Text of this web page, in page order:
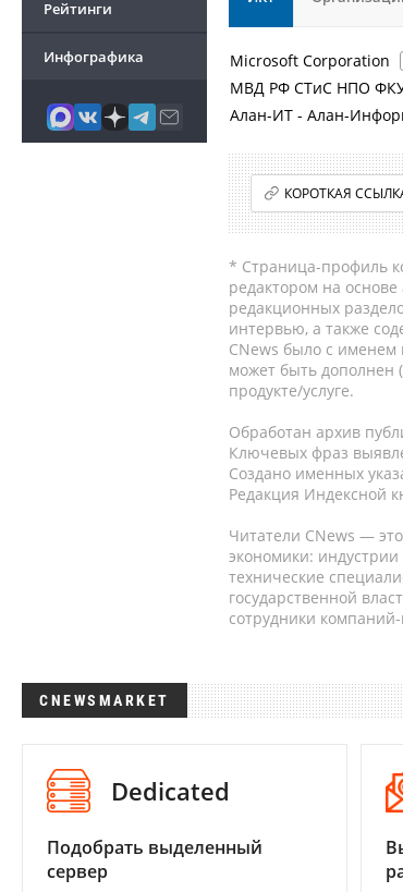
Рейтинги
Инфографика Microsoft Corporation
МВД РФ СТиС НПО ФКУ
Алан-ИТ - Алан-
КОРОТКАЯ
* Страница-профиль
редактором на
редакционных
интервью, а также
CNews было с
может быть дополнен
продукте/услуге.
Обработан архив
Ключевых фраз
Создано именных
Редакция Индексной
Читатели CNews —
экономики:
технические
государственной
сотрудники
CNEWSMARKET
Dedicated
Подобрать выделенный
сервер